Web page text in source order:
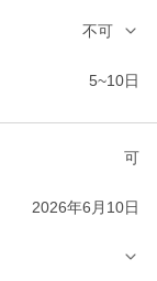
不可
5~10日
可
2026年6月10日